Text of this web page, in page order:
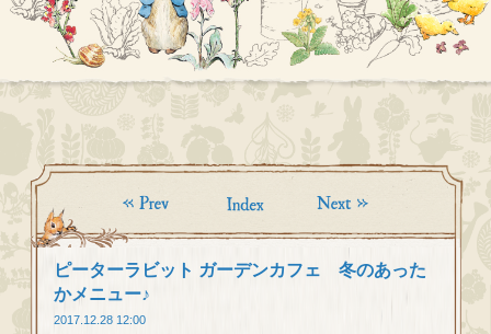
ピーターラビット ガーデンカフェ 冬のあった
かメニュー♪
2017.12.28 12:00